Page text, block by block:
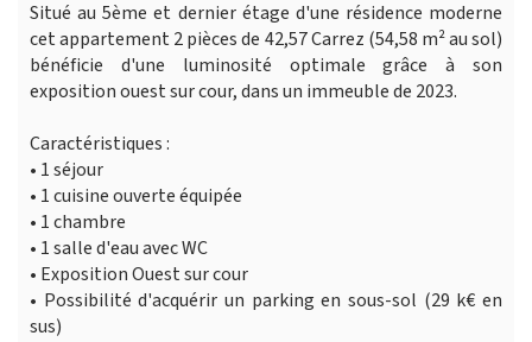
Situé au 5ème et dernier étage d'une résidence moderne
cet appartement 2 pièces de 42,57 Carrez (54,58 m² au sol)
bénéficie d'une luminosité optimale grâce à son
exposition ouest sur cour, dans un immeuble de 2023.
Caractéristiques :
• 1 séjour
• 1 cuisine ouverte équipée
• 1 chambre
• 1 salle d'eau avec WC
• Exposition Ouest sur cour
• Possibilité d'acquérir un parking en sous-sol (29 k€ en
sus)